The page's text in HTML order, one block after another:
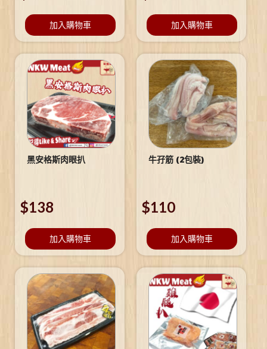
加入購物車 加入購物車
黑安格斯肉眼扒
$138
加入購物車
牛孖筋 (2包裝)
$110
加入購物車